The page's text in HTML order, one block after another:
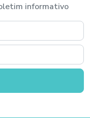
informativo